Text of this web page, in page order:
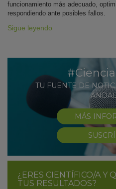
funcionamiento más adecuado,
respondiendo ante posibles fallos.
Sigue leyendo
TU FUENTE DE
MÁS
¿ERES CIENTÍFICO/A Y
TUS RESULTADOS?